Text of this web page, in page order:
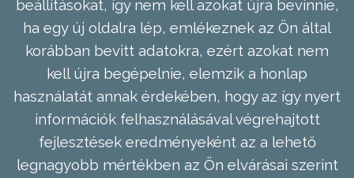
beállításokat, így nem kell azokat újra bevinnie,
ha egy új oldalra lép, emlékeznek az Ön által
korábban bevitt adatokra, ezért azokat nem
kell újra begépelnie, elemzik a honlap
használatát annak érdekében, hogy az így nyert
információk felhasználásával végrehajtott
fejlesztések eredményeként az a lehető
legnagyobb mértékben az Ön elvárásai szerint